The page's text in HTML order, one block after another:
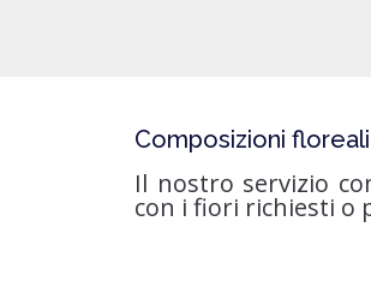
Composizioni floreali
Il nostro servizio
con i fiori richiesti o